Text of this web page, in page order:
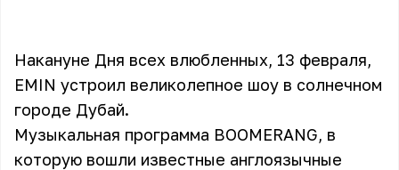
Накануне Дня всех влюбленных, 13 февраля,
EMIN устроил великолепное шоу в солнечном
городе Дубай.
Музыкальная программа BOOMERANG, в
которую вошли известные англоязычные